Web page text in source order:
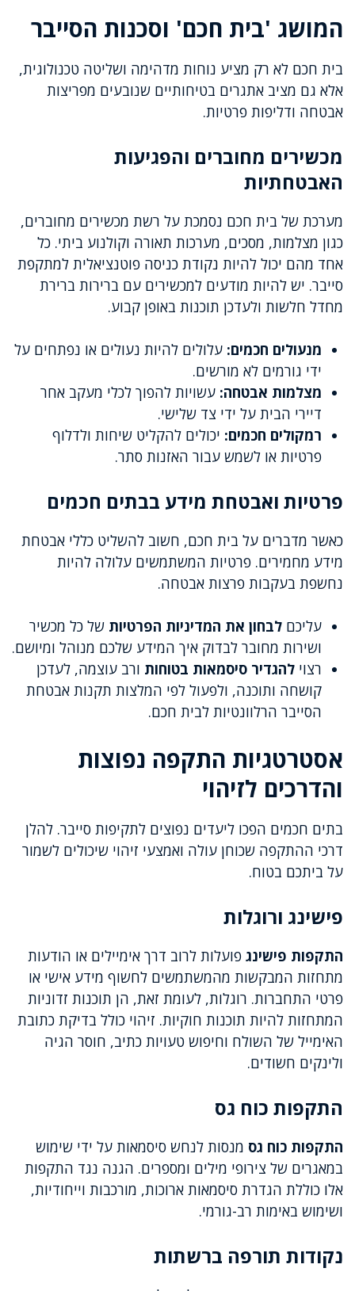
המושג 'בית חכם' וסכנות הסייבר
בית חכם לא רק מציע נוחות מדהימה ושליטה טכנולוגית,
אלא גם מציב אתגרים בטיחותיים שנובעים מפריצות
אבטחה ודליפות פרטיות.
מכשירים מחוברים והפגיעות
האבטחתיות
מערכת של בית חכם נסמכת על רשת מכשירים מחוברים,
כגון מצלמות, מסכים, מערכות תאורה וקולנוע ביתי. כל
אחד מהם יכול להיות נקודת כניסה פוטנציאלית למתקפת
סייבר. יש להיות מודעים למכשירים עם ברירות ברירת
מחדל חלשות ולעדכן תוכנות באופן קבוע.
מנעולים חכמים: עלולים להיות נעולים או נפתחים על
ידי גורמים לא מורשים.
מצלמות אבטחה: עשויות להפוך לכלי מעקב אחר
דיירי הבית על ידי צד שלישי.
רמקולים חכמים: יכולים להקליט שיחות ולדלוף
פרטיות או לשמש עבור האזנות סתר.
פרטיות ואבטחת מידע בבתים חכמים
כאשר מדברים על בית חכם, חשוב להשליט כללי אבטחת
מידע מחמירים. פרטיות המשתמשים עלולה להיות
נחשפת בעקבות פרצות אבטחה.
עליכם לבחון את המדיניות הפרטיות של כל מכשיר
ושירות מחובר לבדוק איך המידע שלכם מנוהל ומיושם.
רצוי להגדיר סיסמאות בטוחות ורב עוצמה, לעדכן
קושחה ותוכנה, ולפעול לפי המלצות תקנות אבטחת
הסייבר הרלוונטיות לבית חכם.
אסטרטגיות התקפה נפוצות
והדרכים לזיהוי
בתים חכמים הפכו ליעדים נפוצים לתקיפות סייבר. להלן
דרכי ההתקפה שכוחן עולה ואמצעי זיהוי שיכולים לשמור
על ביתכם בטוח.
פישינג ורוגלות
התקפות פישינג פועלות לרוב דרך אימיילים או הודעות
מתחזות המבקשות מהמשתמשים לחשוף מידע אישי או
פרטי התחברות. רוגלות, לעומת זאת, הן תוכנות זדוניות
המתחזות להיות תוכנות חוקיות. זיהוי כולל בדיקת כתובת
האימייל של השולח וחיפוש טעויות כתיב, חוסר הגיה
ולינקים חשודים.
התקפות כוח גס
התקפות כוח גס מנסות לנחש סיסמאות על ידי שימוש
במאגרים של צירופי מילים ומספרים. הגנה נגד התקפות
אלו כוללת הגדרת סיסמאות ארוכות, מורכבות וייחודיות,
ושימוש באימות רב-גורמי.
נקודות תורפה ברשתות